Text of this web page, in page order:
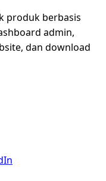
produk berbasis
admin,
dan download